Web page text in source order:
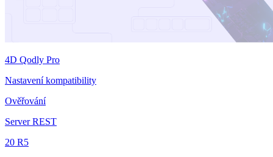
4D Qodly Pro
Nastavení kompatibility
Ověřování
Server REST
20 R5